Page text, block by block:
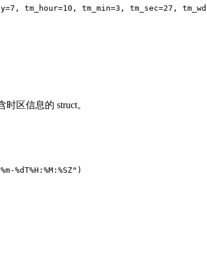
7 , tm_hour=10 , tm_min=3 , tm_sec=27 ,
区信息的 struct。
%dT%H:%M:%SZ" )